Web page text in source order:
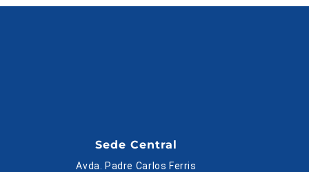
Sede Central
Avda. Padre Carlos Ferris